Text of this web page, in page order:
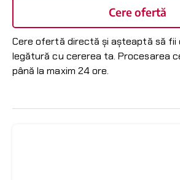
Cere ofertă
Cere ofertă directă și așteaptă să
legătură cu cererea ta. Procesarea
până la maxim 24 ore.